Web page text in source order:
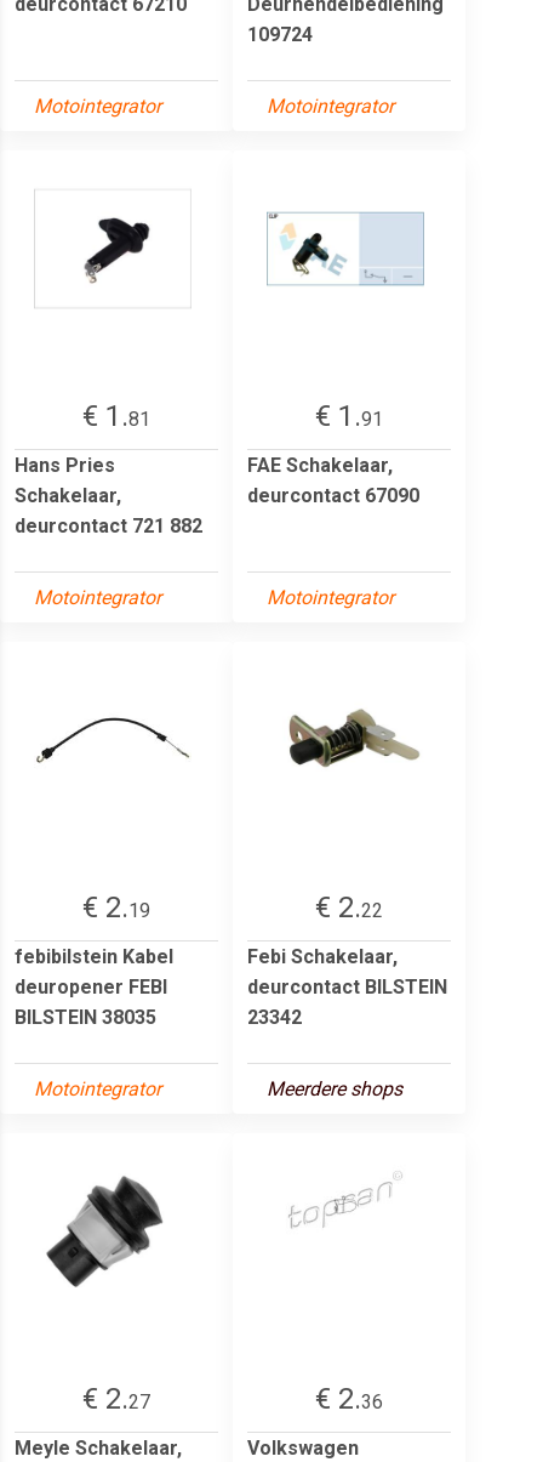
Motointegrator
109724
Motointegrator
€ 1.81
Hans Pries
Schakelaar,
deurcontact 721 882
Motointegrator
€ 1.91
FAE Schakelaar,
deurcontact 67090
Motointegrator
€ 2.19
febibilstein Kabel
deuropener FEBI
BILSTEIN 38035
Motointegrator
€ 2.22
Febi Schakelaar,
deurcontact BILSTEIN
23342
Meerdere shops
€ 2.27
Meyle Schakelaar,
€ 2.36
Volkswagen